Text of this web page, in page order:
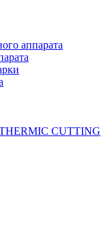
аппарата
CUTTING